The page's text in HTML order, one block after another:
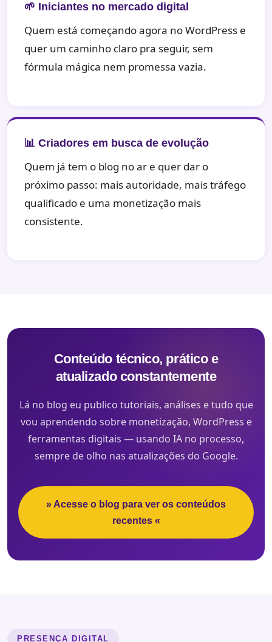
🌱 Iniciantes no mercado digital
Quem está começando agora no WordPress e
quer um caminho claro pra seguir, sem
fórmula mágica nem promessa vazia.
📊 Criadores em busca de evolução
Quem já tem o blog no ar e quer dar o
próximo passo: mais autoridade, mais tráfego
qualificado e uma monetização mais
consistente.
Conteúdo técnico, prático e
atualizado constantemente
Lá no blog eu publico tutoriais, análises e tudo que
vou aprendendo sobre monetização, WordPress e
ferramentas digitais — usando IA no processo,
sempre de olho nas atualizações do Google.
» Acesse o blog para ver os conteúdos
recentes «
PRESENÇA DIGITAL